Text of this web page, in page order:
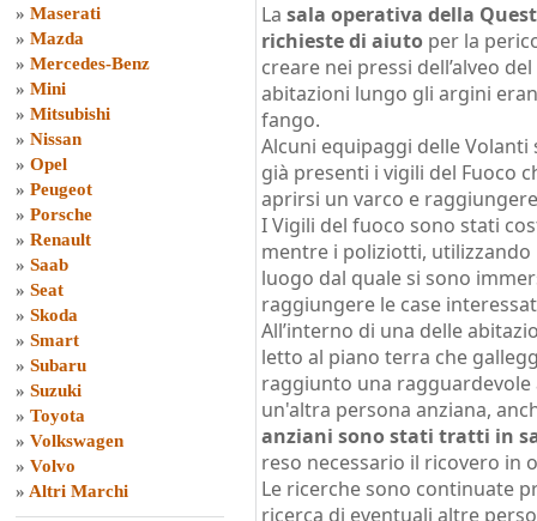
» Maserati
» Mazda
» Mercedes-Benz
» Mini
» Mitsubishi
» Nissan
» Opel
» Peugeot
» Porsche
» Renault
» Saab
» Seat
» Skoda
» Smart
» Subaru
» Suzuki
» Toyota
» Volkswagen
» Volvo
» Altri Marchi
La sala operativa della
richieste di aiuto per la
creare nei pressi dell’alveo del
abitazioni lungo gli argini
fango.
Alcuni equipaggi delle
già presenti i vigili del Fuoco
aprirsi un varco e
I Vigili del fuoco sono stati
mentre i poliziotti,
luogo dal quale si sono
raggiungere le case
All’interno di una delle
letto al piano terra che
raggiunto una ragguardevole
un'altra persona anziana,
anziani sono stati tratti in
reso necessario il ricovero in
Le ricerche sono continuate
ricerca di eventuali altre